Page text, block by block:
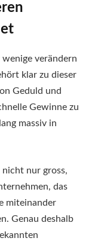
verändern
klar zu dieser
Geduld und
Gewinne zu
massiv in
nicht nur gross,
das
miteinander
Genau deshalb